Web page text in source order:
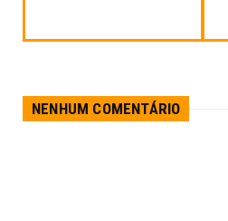
NENHUM COMENTÁRIO